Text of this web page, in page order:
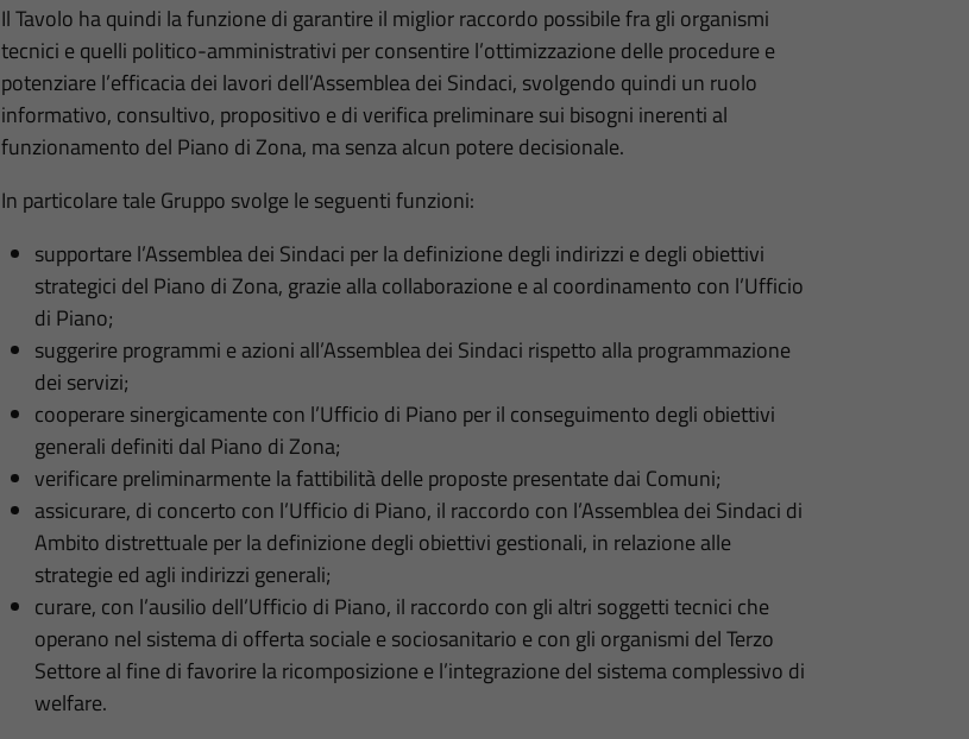
Il Tavolo ha quindi la funzione di garantire il miglior raccordo possibile fra gli organismi
tecnici e quelli politico-amministrativi per consentire l’ottimizzazione delle procedure e
potenziare l’efficacia dei lavori dell’Assemblea dei Sindaci, svolgendo quindi un ruolo
informativo, consultivo, propositivo e di verifica preliminare sui bisogni inerenti al
funzionamento del Piano di Zona, ma senza alcun potere decisionale.
In particolare tale Gruppo svolge le seguenti funzioni:
supportare l’Assemblea dei Sindaci per la definizione degli indirizzi e degli obiettivi
strategici del Piano di Zona, grazie alla collaborazione e al coordinamento con l’Ufficio
di Piano;
suggerire programmi e azioni all’Assemblea dei Sindaci rispetto alla programmazione
dei servizi;
cooperare sinergicamente con l’Ufficio di Piano per il conseguimento degli obiettivi
generali definiti dal Piano di Zona;
verificare preliminarmente la fattibilità delle proposte presentate dai Comuni;
assicurare, di concerto con l’Ufficio di Piano, il raccordo con l’Assemblea dei Sindaci di
Ambito distrettuale per la definizione degli obiettivi gestionali, in relazione alle
strategie ed agli indirizzi generali;
curare, con l’ausilio dell’Ufficio di Piano, il raccordo con gli altri soggetti tecnici che
operano nel sistema di offerta sociale e sociosanitario e con gli organismi del Terzo
Settore al fine di favorire la ricomposizione e l’integrazione del sistema complessivo di
welfare.